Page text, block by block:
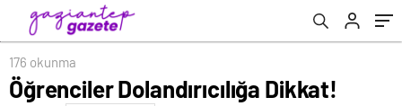
176 okunma
Öğrenciler Dolandırıcılığa Dikkat!